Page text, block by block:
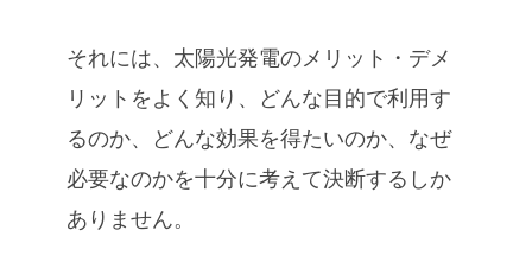
それには、太陽光発電のメリット・デメ
リットをよく知り、どんな目的で利用す
るのか、どんな効果を得たいのか、なぜ
必要なのかを十分に考えて決断するしか
ありません。